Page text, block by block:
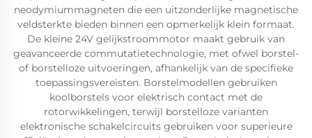
neodymiummagneten die een uitzonderlijke magnetische
veldsterkte bieden binnen een opmerkelijk klein formaat.
De kleine 24V gelijkstroommotor maakt gebruik van
geavanceerde commutatietechnologie, met ofwel borstel-
of borstelloze uitvoeringen, afhankelijk van de specifieke
toepassingsvereisten. Borstelmodellen gebruiken
koolborstels voor elektrisch contact met de
rotorwikkelingen, terwijl borstelloze varianten
elektronische schakelcircuits gebruiken voor superieure